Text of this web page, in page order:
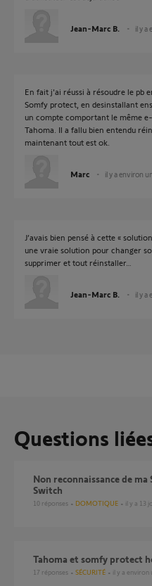
Jean-Marc B. il y a
En fait j'ai réussi à résoudre le pb
Somfy protect, en desinstallant
un compte comportant le même
Tahoma. Il a fallu bien entendu
maintenant tout est ok.
Marc il y a environ
J’avais bien pensé à cette «
une vraie solution pour changer
supprimer et tout réinstaller…
Jean-Marc B. il y a
Questions
Non reconnaissance de ma Somfy Protect dans TAHOMA
Switch
10 réponses DOMOTIQUE il y a 13
tahoma et somfy protect
17 réponses SÉCURITÉ il y a